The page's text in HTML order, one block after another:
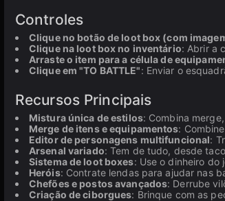
Controles
Clique no botão de loot box (com
Clique na loot box no inventário: Abrir a
Arraste o item para a célula de
Clique em "TO BATTLE": Enviar o
Recursos Principais
Mistura única de estilos: Combina
Merge de itens e equipamentos:
Editor de personagens multifuncional:
Arsenal variado: Tem de tudo, desde
Sistema de loot boxes: Use o dinheiro do
Heróis: Contrate lendas para ajudar nas
Chefões e postos avançados: Derrube
Criação de ciborgues: Brinque com as